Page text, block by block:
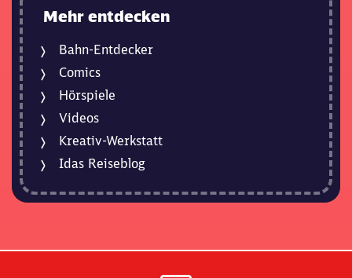
Mehr entdecken
Bahn-Entdecker
Comics
Hörspiele
Videos
Kreativ-Werkstatt
Idas Reiseblog